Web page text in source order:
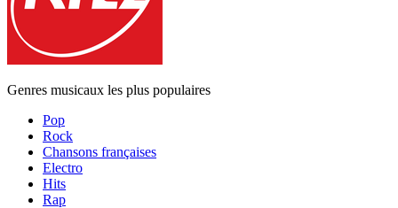
Genres musicaux les plus populaires
Pop
Rock
Chansons françaises
Electro
Hits
Rap